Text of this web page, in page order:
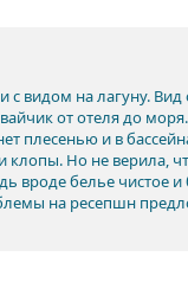
с видом на лагуну.
от отеля до моря.
плесенью и в
клопы. Но не верила,
вроде белье чистое
на ресепшн